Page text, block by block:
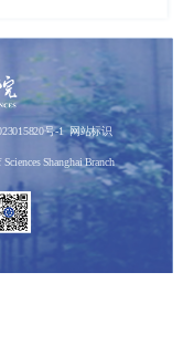
号-1 网站标识
Shanghai Branch